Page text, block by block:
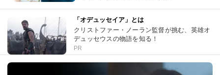
「オデュッセイア」とは
クリストファー・ノーラン監督が挑む、英雄オ
デュッセウスの物語を知る！
PR